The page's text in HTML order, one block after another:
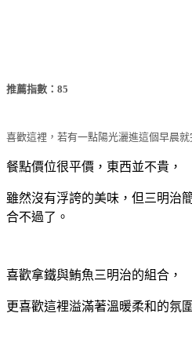
推薦指數：85
喜歡這裡，若有一點陽光灑進這個早晨就
餐點價位很平價，東西並不貴，
雖然沒有浮誇的美味，但三明治
合不過了。
喜歡拿鐵與鮪魚三明治的組合，
更喜歡這裡溢滿著溫暖柔和的氛